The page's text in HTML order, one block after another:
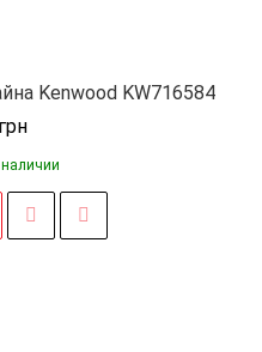
Kenwood KW716584
грн
наличии